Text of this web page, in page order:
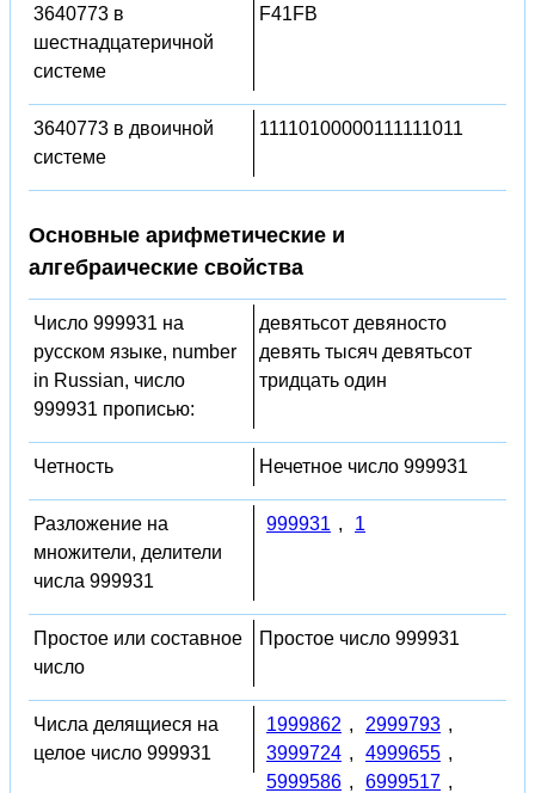
3640773 в
шестнадцатеричной
системе
F41FB
3640773 в двоичной
системе
11110100000111111011
Основные арифметические и
алгебраические свойства
Число 999931 на
русском языке, number
in Russian, число
999931 прописью:
девятьсот девяносто
девять тысяч девятьсот
тридцать один
Четность Нечетное число 999931
Разложение на
множители, делители
числа 999931
999931 , 1
Простое или составное
число
Простое число 999931
Числа делящиеся на
целое число 999931
1999862 , 2999793 ,
3999724 , 4999655 ,
5999586 , 6999517 ,